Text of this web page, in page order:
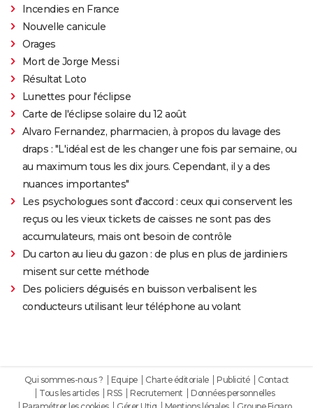
Incendies en France
Nouvelle canicule
Orages
Mort de Jorge Messi
Résultat Loto
Lunettes pour l'éclipse
Carte de l'éclipse solaire du 12 août
Alvaro Fernandez, pharmacien, à propos du lavage des
draps : "L'idéal est de les changer une fois par semaine, ou
au maximum tous les dix jours. Cependant, il y a des
nuances importantes"
Les psychologues sont d'accord : ceux qui conservent les
reçus ou les vieux tickets de caisses ne sont pas des
accumulateurs, mais ont besoin de contrôle
Du carton au lieu du gazon : de plus en plus de jardiniers
misent sur cette méthode
Des policiers déguisés en buisson verbalisent les
conducteurs utilisant leur téléphone au volant
Qui sommes-nous ? Equipe Charte éditoriale Publicité
Contact
Tous les articles
RSS Recrutement
Données personnelles